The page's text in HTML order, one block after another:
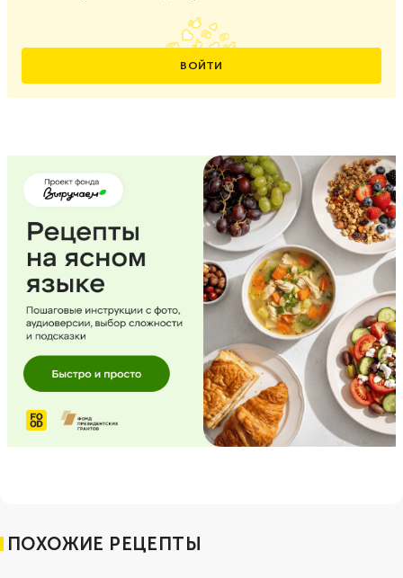
ВОЙТИ
ПОХОЖИЕ РЕЦЕПТЫ